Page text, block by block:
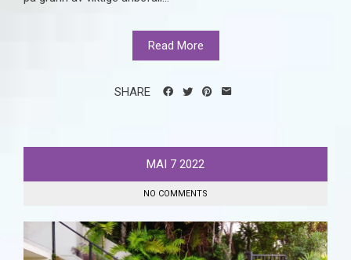
Read More
SHARE
MAI 7 2022
NO COMMENTS